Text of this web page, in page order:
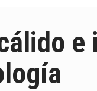
e